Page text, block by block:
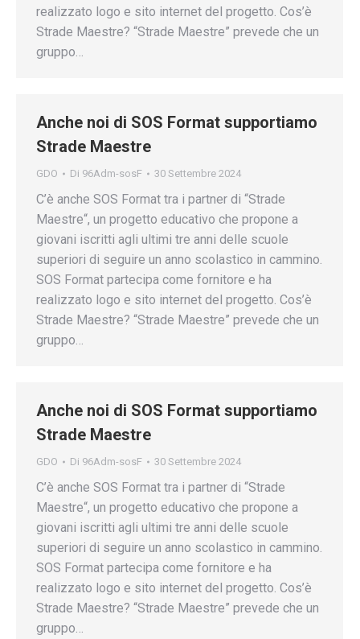
realizzato logo e sito internet del progetto. Cos’è
Strade Maestre? “Strade Maestre” prevede che un
gruppo…
Anche noi di SOS Format supportiamo
Strade Maestre
GDO Di 96Adm-sosF 30 Settembre 2024
C’è anche SOS Format tra i partner di “Strade
Maestre“, un progetto educativo che propone a
giovani iscritti agli ultimi tre anni delle scuole
superiori di seguire un anno scolastico in cammino.
SOS Format partecipa come fornitore e ha
realizzato logo e sito internet del progetto. Cos’è
Strade Maestre? “Strade Maestre” prevede che un
gruppo…
Anche noi di SOS Format supportiamo
Strade Maestre
GDO Di 96Adm-sosF 30 Settembre 2024
C’è anche SOS Format tra i partner di “Strade
Maestre“, un progetto educativo che propone a
giovani iscritti agli ultimi tre anni delle scuole
superiori di seguire un anno scolastico in cammino.
SOS Format partecipa come fornitore e ha
realizzato logo e sito internet del progetto. Cos’è
Strade Maestre? “Strade Maestre” prevede che un
gruppo…